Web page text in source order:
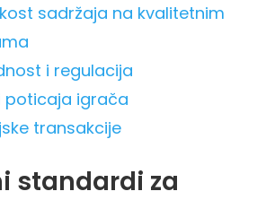
sadržaja na kvalitetnim
i regulacija
poticaja igrača
transakcije
standardi za